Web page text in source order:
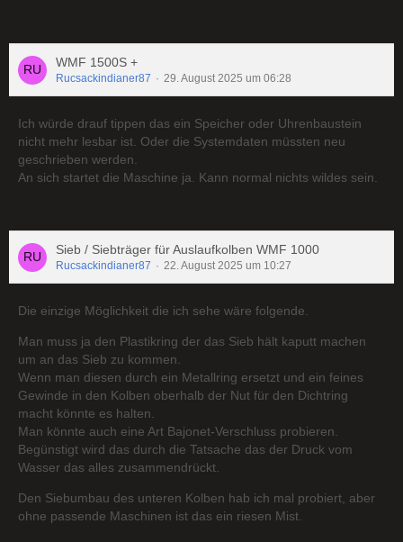
WMF 1500S +
Rucsackindianer87 29. August 2025 um 06:28
Ich würde drauf tippen das ein Speicher oder Uhrenbaustein
nicht mehr lesbar ist. Oder die Systemdaten müssten neu
geschrieben werden.
An sich startet die Maschine ja. Kann normal nichts wildes sein.
Sieb / Siebträger für Auslaufkolben WMF 1000
Rucsackindianer87 22. August 2025 um 10:27
Die einzige Möglichkeit die ich sehe wäre folgende.
Man muss ja den Plastikring der das Sieb hält kaputt machen
um an das Sieb zu kommen.
Wenn man diesen durch ein Metallring ersetzt und ein feines
Gewinde in den Kolben oberhalb der Nut für den Dichtring
macht könnte es halten.
Man könnte auch eine Art Bajonet-Verschluss probieren.
Begünstigt wird das durch die Tatsache das der Druck vom
Wasser das alles zusammendrückt.
Den Siebumbau des unteren Kolben hab ich mal probiert, aber
ohne passende Maschinen ist das ein riesen Mist.